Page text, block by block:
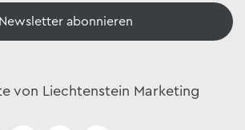
Newsletter abonnieren
von Liechtenstein Marketing